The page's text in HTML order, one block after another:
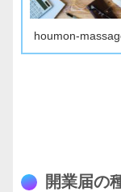
houmon-
開業届の